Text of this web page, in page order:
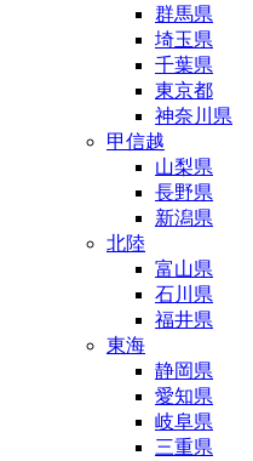
群馬県
埼玉県
千葉県
東京都
神奈川県
甲信越
山梨県
長野県
新潟県
北陸
富山県
石川県
福井県
東海
静岡県
愛知県
岐阜県
三重県